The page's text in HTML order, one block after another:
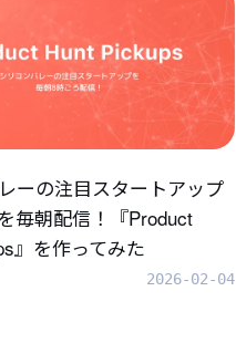
ーの注目スタートアップ
毎朝配信！『Product
』を作ってみた
2026-02-04